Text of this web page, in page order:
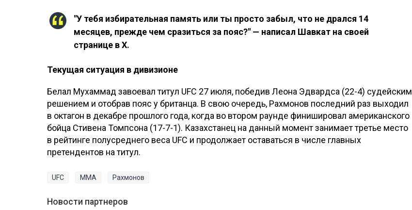
"У тебя избирательная память или ты просто забыл, что не дрался 14
месяцев, прежде чем сразиться за пояс?" — написал Шавкат на своей
странице в X.
Текущая ситуация в дивизионе
Белал Мухаммад завоевал титул UFC 27 июля, победив Леона Эдвардса (22-4) судейским
решением и отобрав пояс у британца. В свою очередь, Рахмонов последний раз выходил
в октагон в декабре прошлого года, когда во втором раунде финишировал американского
бойца Стивена Томпсона (17-7-1). Казахстанец на данный момент занимает третье место
в рейтинге полусреднего веса UFC и продолжает оставаться в числе главных
претендентов на титул.
UFC MMA Рахмонов
Новости партнеров